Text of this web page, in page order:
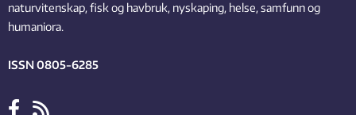
naturvitenskap, fisk og havbruk, nyskaping, helse, samfunn og
humaniora.
ISSN 0805-6285